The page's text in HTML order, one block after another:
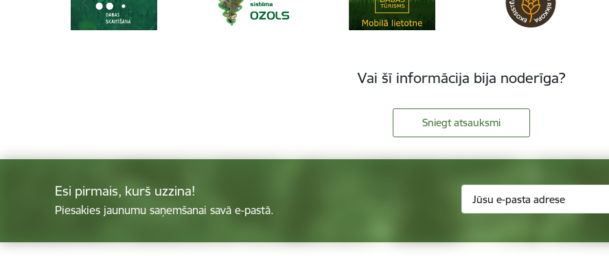
Vai šī informācija bija noderīga?
Sniegt atsauksmi
Esi pirmais, kurš uzzina!
Piesakies jaunumu saņemšanai savā e-pastā.